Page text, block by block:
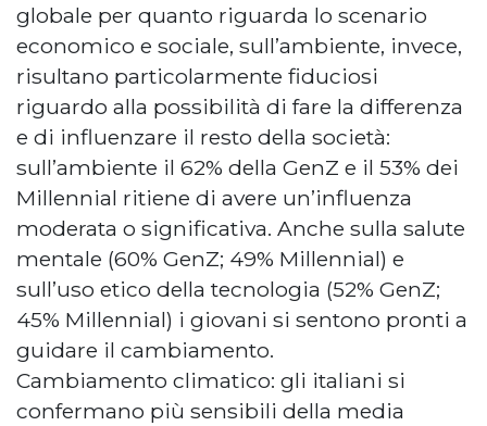
globale per quanto riguarda lo scenario
economico e sociale, sull’ambiente, invece,
risultano particolarmente fiduciosi
riguardo alla possibilità di fare la differenza
e di influenzare il resto della società:
sull’ambiente il 62% della GenZ e il 53% dei
Millennial ritiene di avere un’influenza
moderata o significativa. Anche sulla salute
mentale (60% GenZ; 49% Millennial) e
sull’uso etico della tecnologia (52% GenZ;
45% Millennial) i giovani si sentono pronti a
guidare il cambiamento.
Cambiamento climatico: gli italiani si
confermano più sensibili della media